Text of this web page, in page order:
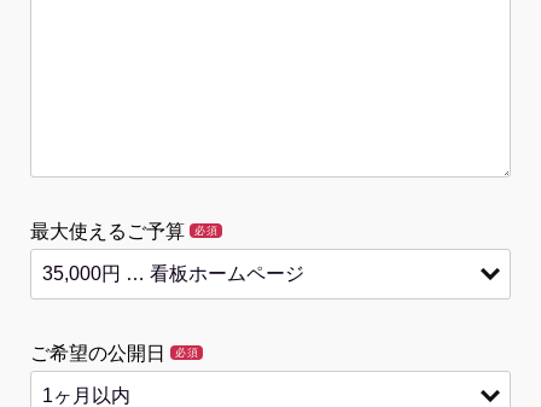
最大使えるご予算 必須
ご希望の公開日 必須